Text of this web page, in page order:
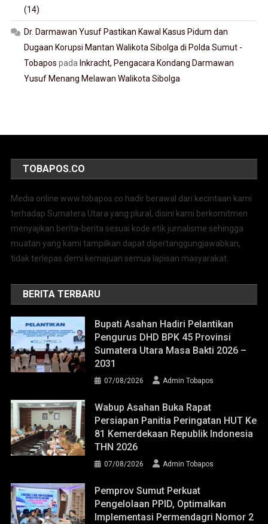
(14)
Dr. Darmawan Yusuf Pastikan Kawal Kasus Pidum dan
Dugaan Korupsi Mantan Walikota Sibolga di Polda Sumut -
Tobapos pada Inkracht, Pengacara Kondang Darmawan
Yusuf Menang Melawan Walikota Sibolga
TOBAPOS.CO
Media online www.tobapos.co hadir berawal dari kecintaan kami
terhadap Sumatera Utara yang plural, disini kami berkomitmen
menyajikan berita-berita sesuai kode etik jurnalisme sehingga
muatan yang kami tampilkan dapat dipertanggungjawabkan,
tidak terlepas demi kemajuan semua lapisan masyarakat.
BERITA TERBARU
Bupati Asahan Hadiri Pelantikan
Pengurus DHD BPK 45 Provinsi
Sumatera Utara Masa Bakti 2026 –
2031
07/08/2026 Admin Tobapos
Wabup Asahan Buka Rapat
Persiapan Panitia Peringatan HUT Ke
81 Kemerdekaan Republik Indonesia
THN 2026
07/08/2026 Admin Tobapos
Pemprov Sumut Perkuat
Pengelolaan PPID, Optimalkan
Implementasi Permendagri Nomor 2